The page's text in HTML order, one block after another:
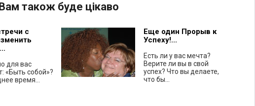
Вам також буде цікаво
с
для вас
«Быть собой»?
время...
Еще один Прорыв к
Успеху!...
Есть ли у вас мечта?
Верите ли вы в свой
успех? Что вы делаете,
что бы...